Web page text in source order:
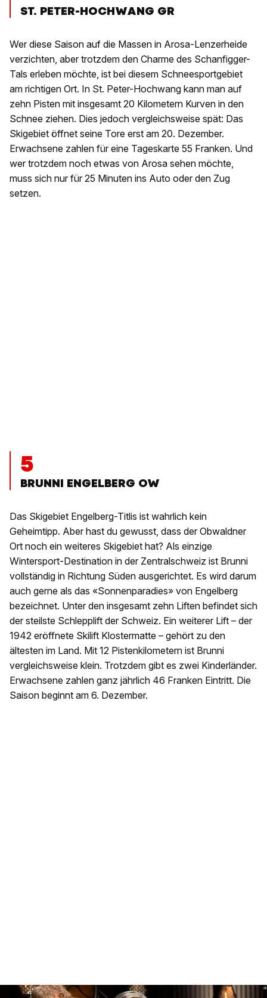
ST. PETER-HOCHWANG GR
Wer diese Saison auf die Massen in Arosa-Lenzerheide
verzichten, aber trotzdem den Charme des Schanfigger-
Tals erleben möchte, ist bei diesem Schneesportgebiet
am richtigen Ort. In St. Peter-Hochwang kann man auf
zehn Pisten mit insgesamt 20 Kilometern Kurven in den
Schnee ziehen. Dies jedoch vergleichsweise spät: Das
Skigebiet öffnet seine Tore erst am 20. Dezember.
Erwachsene zahlen für eine Tageskarte 55 Franken. Und
wer trotzdem noch etwas von Arosa sehen möchte,
muss sich nur für 25 Minuten ins Auto oder den Zug
setzen.
5
BRUNNI ENGELBERG OW
Das Skigebiet Engelberg-Titlis ist wahrlich kein
Geheimtipp. Aber hast du gewusst, dass der Obwaldner
Ort noch ein weiteres Skigebiet hat? Als einzige
Wintersport-Destination in der Zentralschweiz ist Brunni
vollständig in Richtung Süden ausgerichtet. Es wird darum
auch gerne als das «Sonnenparadies» von Engelberg
bezeichnet. Unter den insgesamt zehn Liften befindet sich
der steilste Schlepplift der Schweiz. Ein weiterer Lift – der
1942 eröffnete Skilift Klostermatte – gehört zu den
ältesten im Land. Mit 12 Pistenkilometern ist Brunni
vergleichsweise klein. Trotzdem gibt es zwei Kinderländer.
Erwachsene zahlen ganz jährlich 46 Franken Eintritt. Die
Saison beginnt am 6. Dezember.